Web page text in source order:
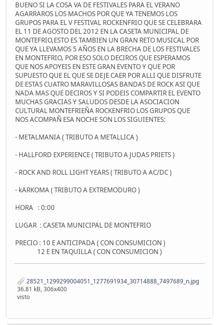
BUENO SI LA COSA VA DE FESTIVALES PARA EL VERANO
AGARRAROS LOS MACHOS POR QUE YA TENEMOS LOS
GRUPOS PARA EL V FESTIVAL ROCKENFRIO QUE SE CELEBRARA
EL 11 DE AGOSTO DEL 2012 EN LA CASETA MUNICIPAL DE
MONTEFRIO,ESTO ES TAMBIEN UN GRAN RETO MUSICAL POR
QUE YA LLEVAMOS 5 AÑOS EN LA BRECHA DE LOS FESTIVALES
EN MONTEFRIO, POR ESO SOLO DECIROS QUE ESPERAMOS
QUE NOS APOYEIS EN ESTE GRAN EVENTO Y QUE POR
SUPUESTO QUE EL QUE SE DEJE CAER POR ALLI QUE DISFRUTE
DE ESTAS CUATRO MARAVILLOSAS BANDAS DE ROCK ASI QUE
NADA MAS QUE DECIROS Y SI PODEIS COMPARTIR EL EVENTO
MUCHAS GRACIAS Y SALUDOS DESDE LA ASOCIACION
CULTURAL MONTEFRIEÑA ROCKENFRIO LOS GRUPOS QUE
NOS ACOMPAÑ ESA NOCHE SON LOS SIGUIENTES:
- METALMANIA ( TRIBUTO A METALLICA )
- HALLFORD EXPERIENCE ( TRIBUTO A JUDAS PRIETS )
- ROCK AND ROLL LIGHT YEARS ( TRIBUTO A AC/DC )
- kARKOMA ( TRIBUTO A EXTREMODURO )
HORA : 0:00
LUGAR : CASETA MUNICIPAL DE MONTEFRIO
PRECIO : 10 E ANTICIPADA ( CON CONSUMICION )
12 E EN TAQUILLA ( CON CONSUMICION )
28521_1299299004051_1277691934_30714888_7497689_n.jpg
36.81 kB, 306x400
visto